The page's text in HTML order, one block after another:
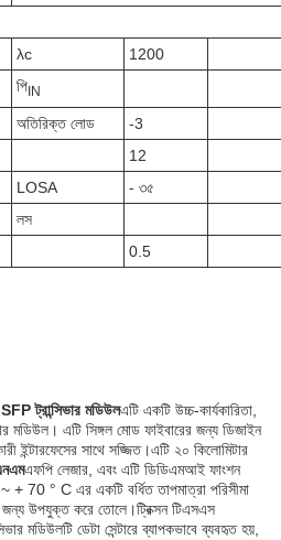
λc 1200
পিIN
অতিরিক্ত লোড
-3
12
LOSA
- ৩৫
লস
0.5
ট্রান্সিভার মডিউলএটি একটি উচ্চ-কার্যকারিতা,
মডিউল। এটি সিঙ্গল মোড ফাইবারের জন্য ডিজাইন
ইন্টারফেসের সাথে সজ্জিত।এটি ২০ কিলোমিটার
এফপি লেজার, এবং এটি ডিডিএমআই ফাংশন
70 ° C এর একটি বর্ধিত তাপমাত্রা পরিসীমা
জন্য উপযুক্ত করে তোলে।ট্রিক্সন টিএসএস
মডিউলটি ডেটা সেন্টারে ব্যাপকভাবে ব্যবহৃত হয়,